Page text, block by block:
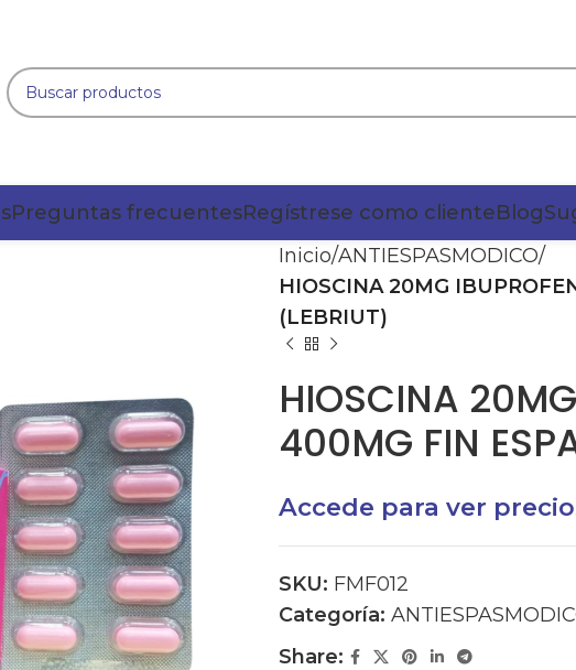
Preguntas frecuentesRegístrese como clienteBlog
Inicio ANTIESPASMODICO
HIOSCINA 20MG
(LEBRIUT)
HIOSCINA
400MG FIN
Accede para ver
SKU: FMF012
Categoría:
Share: